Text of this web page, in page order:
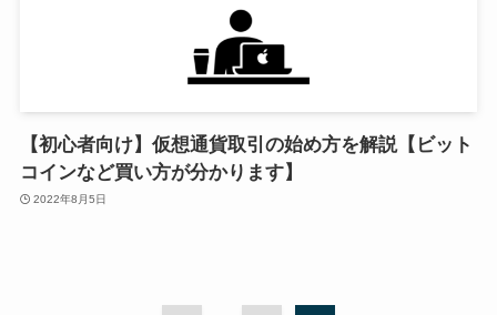
【初心者向け】仮想通貨取引の始め方を解説【ビット
コインなど買い方が分かります】
2022年8月5日